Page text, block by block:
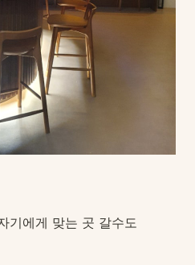
기에게 맞는 곳 갈수도